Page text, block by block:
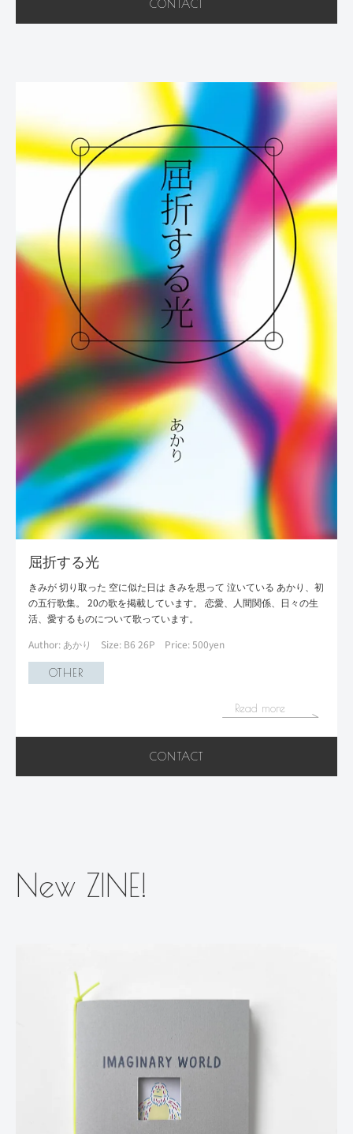
CONTACT
屈折する光
きみが 切り取った 空に似た日は きみを思って 泣いている あかり、初
の五行歌集。 20の歌を掲載しています。 恋愛、人間関係、日々の生
活、愛するものについて歌っています。
Author: あかり
Size: B6 26P Price: 500yen
OTHER
Read more
CONTACT
New ZINE!